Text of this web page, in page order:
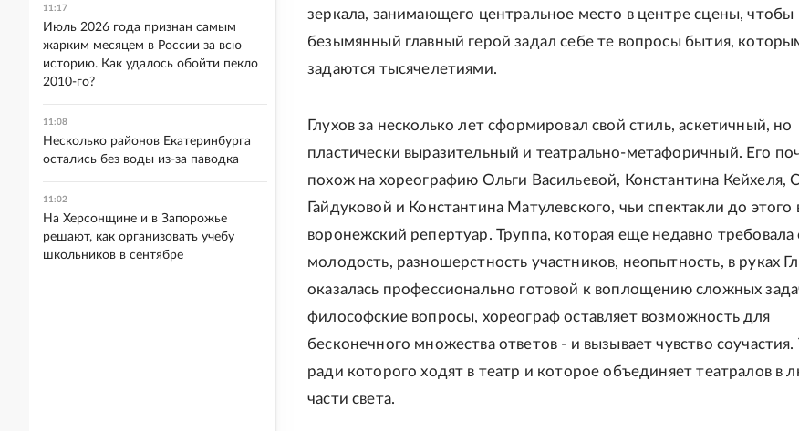
зеркала, занимающего центральное место в центре сцены, чтобы
безымянный главный герой задал себе те вопросы бытия,
задаются тысячелетиями.
Глухов за несколько лет сформировал свой стиль, аскетичный, но
пластически выразительный и театрально-метафоричный. Его
похож на хореографию Ольги Васильевой, Константина Кейхеля,
Гайдуковой и Константина Матулевского, чьи спектакли до
воронежский репертуар. Труппа, которая еще недавно требовала
молодость, разношерстность участников, неопытность, в руках
оказалась профессионально готовой к воплощению сложных
философские вопросы, хореограф оставляет возможность для
бесконечного множества ответов - и вызывает чувство соучастия.
ради которого ходят в театр и которое объединяет театралов в
части света.
11:17
Июль 2026 года признан самым
жарким месяцем в России за всю
историю. Как удалось обойти пекло
2010-го?
11:08
Несколько районов Екатеринбурга
остались без воды из-за паводка
11:02
На Херсонщине и в Запорожье
решают, как организовать учебу
школьников в сентябре